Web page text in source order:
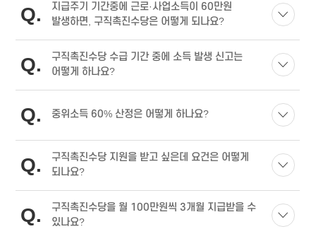
Q
지급주기 기간중에 근로·사업소득이 60만원
발생하면, 구직촉진수당은 어떻게 되나요?
Q
구직촉진수당 수급 기간 중에 소득 발생 신고는
어떻게 하나요?
Q 중위소득 60% 산정은 어떻게 하나요?
Q
구직촉진수당 지원을 받고 싶은데 요건은 어떻게
되나요?
Q
구직촉진수당을 월 100만원씩 3개월 지급받을 수
있나요?